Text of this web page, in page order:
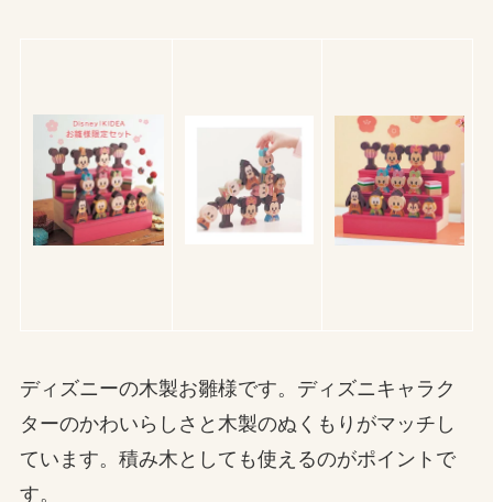
ディズニーの木製お雛様です。ディズニキャラク
ターのかわいらしさと木製のぬくもりがマッチし
ています。積み木としても使えるのがポイントで
す。